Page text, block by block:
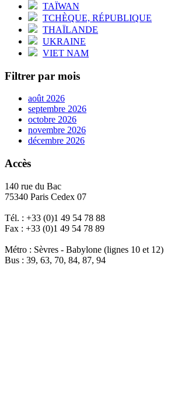
TAÏWAN
TCHÈQUE, RÉPUBLIQUE
THAÏLANDE
UKRAINE
VIET NAM
Filtrer par mois
août 2026
septembre 2026
octobre 2026
novembre 2026
décembre 2026
Accès
140 rue du Bac
75340 Paris Cedex 07
Tél. : +33 (0)1 49 54 78 88
Fax : +33 (0)1 49 54 78 89
Métro : Sèvres - Babylone (lignes 10 et 12)
Bus : 39, 63, 70, 84, 87, 94